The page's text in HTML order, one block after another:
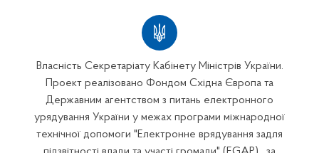
Власність Секретаріату Кабінету Міністрів України.
Проект реалізовано Фондом Східна Європа та
Державним агентством з питань електронного
урядування України у межах програми міжнародної
технічної допомоги "Електронне врядування задля